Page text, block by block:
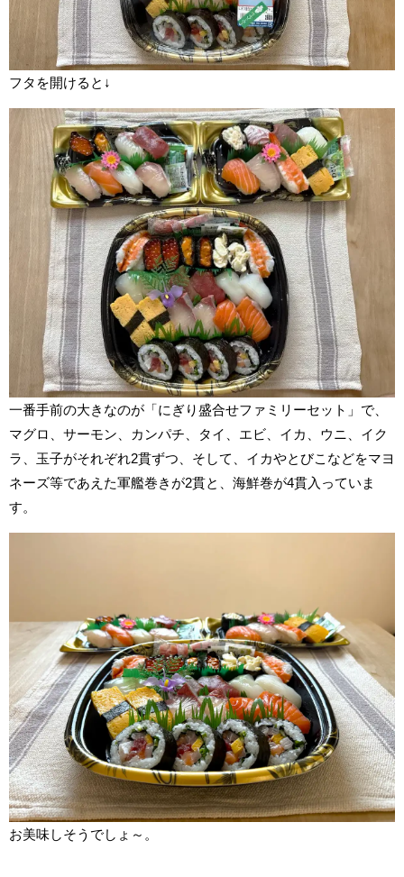
フタを開けると↓
一番手前の大きなのが「にぎり盛合せファミリーセット」で、
マグロ、サーモン、カンパチ、タイ、エビ、イカ、ウニ、イク
ラ、玉子がそれぞれ2貫ずつ、そして、イカやとびこなどをマヨ
ネーズ等であえた軍艦巻きが2貫と、海鮮巻が4貫入っていま
す。
お美味しそうでしょ～。